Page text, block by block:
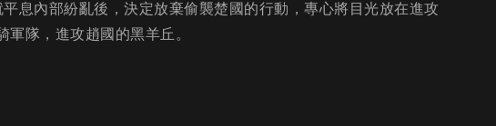
息內部紛亂後，決定放棄偷襲楚國的行動，專心將目光放在進攻
隊，進攻趙國的黑羊丘。